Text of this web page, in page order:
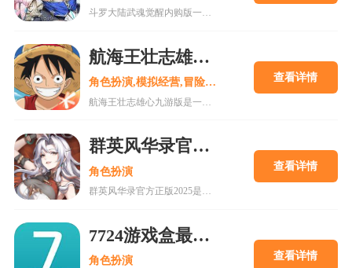
斗罗大陆武魂觉醒内购版一款最新公测的玄幻修仙手游，经典IP改编，游戏高度还原人物剧情，上线就送礼包，魂器魂环应有尽有，等级越高福利越多，收集角色搭配阵容，自动匹配真人玩家。18183手游网为您提供斗罗大陆武魂觉醒内购版下载。
航海王壮志雄心九游版
角色扮演,模拟经营,冒险解谜 查看详情
群英风华录官方正版2025
角色扮演
群英风华录官方正版2025是一款集策略、养成与冒险于一体的国风卡牌游戏，以三国背景为题材，玩家将在历史的洪流中书写属于自己的传奇篇章，通过招募群英，征战四方称霸天下。喜欢的快来18183下载吧~
查看详情
7724游戏盒最新版下载
角色扮演 查看详情